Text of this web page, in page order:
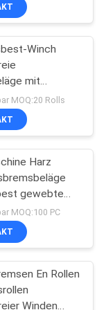
Winch
mit
Winch
MOQ:20 Rolls
Harz
gewebte
MOQ:100 PC
En Rollen
Winden